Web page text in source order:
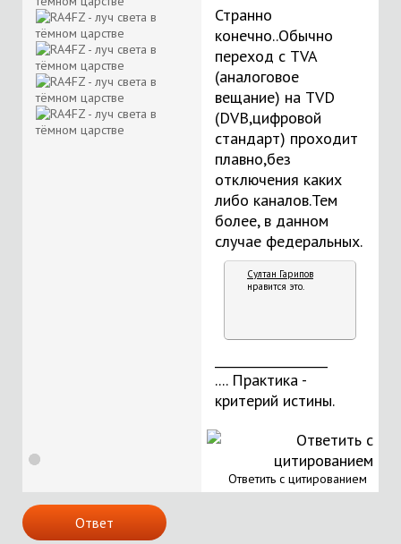
Странно
конечно..Обычно
переход с TVA
(аналоговое
вещание) на TVD
(DVB,цифровой
стандарт) проходит
плавно,без
отключения каких
либо каналов.Тем
более, в данном
случае федеральных.
Султан Гарипов
нравится это.
.... Практика -
критерий истины.
Ответить с цитированием
Ответ